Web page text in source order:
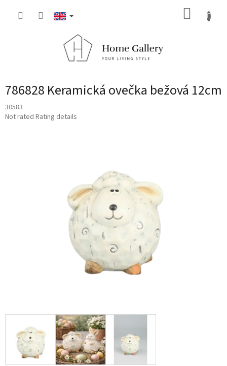
786828 Keramická ovečka bežová 12cm
30583
The
Not rated Rating details